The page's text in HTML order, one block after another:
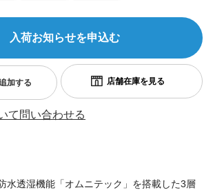
加する
入荷お知らせを申込む
て問い合わせる
水透湿機能「オムニテック」を搭載した3層